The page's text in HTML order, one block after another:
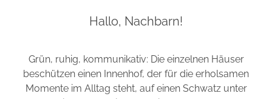
Hallo, Nachbarn!
Grün, ruhig, kommunikativ: Die einzelnen Häuser
beschützen einen Innenhof, der für die erholsamen
Momente im Alltag steht, auf einen Schwatz unter